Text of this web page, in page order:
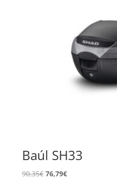
Baúl SH33
90,35€ El
76,79€El